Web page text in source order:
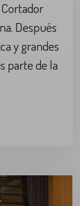
Después
y grandes
parte de la